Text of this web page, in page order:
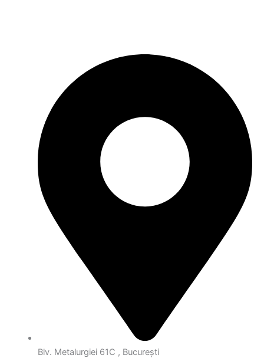
Blv. Metalurgiei 61C , București